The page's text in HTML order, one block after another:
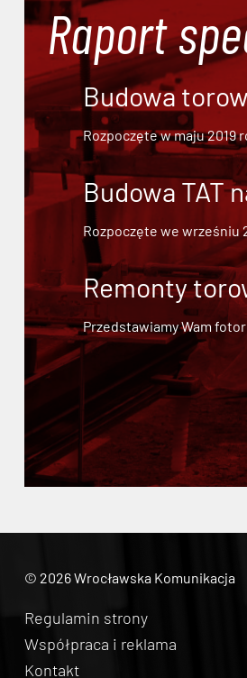
Raport
Budowa
Rozpoczęte w maju 2019
Budowa TAT
Rozpoczęte we wrześniu
Remonty
Przedstawiamy Wam
© 2026 Wrocławska Komunikacja
Regulamin strony
Współpraca i reklama
Kontakt